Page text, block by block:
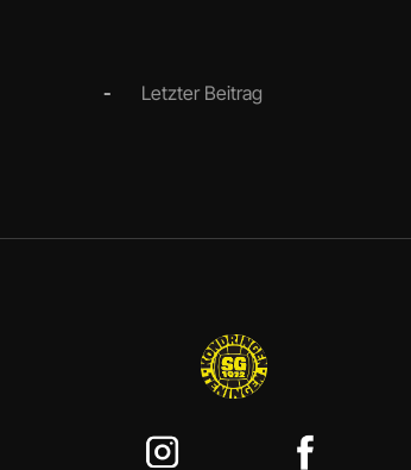
- Letzter Beitrag